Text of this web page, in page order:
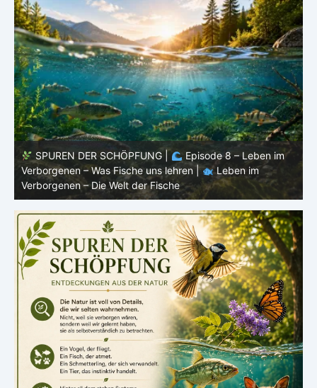
|
Episode 8 – Leben im
uns lehren |
Leben im
Fische
SPUREN DER
Verborgenen – Warum Fische
Verborgenen – Die Welt der